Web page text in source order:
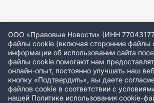
ООО «Правовые Новости» (ИНН
файлы cookie (включая сторонние файлы
информации об использовании сайта
файлы cookie помогают нам
онлайн-опыт, постоянно улучшать наш
кнопку «Подтвердить», вы даете
файлов cookie в соответствии с
нашей Политике использования cookie-